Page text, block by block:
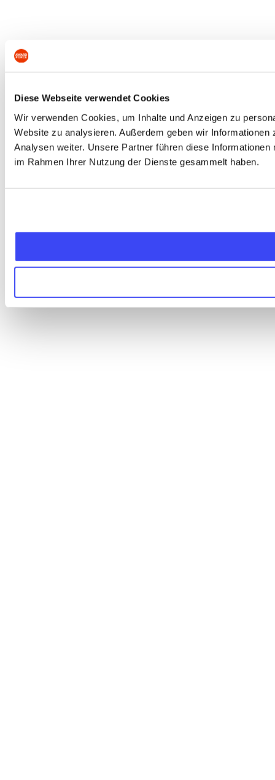
Diese Webseite verwendet Cookies
Wir verwenden Cookies, um Inhalte und Anzeigen zu
Website zu analysieren. Außerdem geben wir
Analysen weiter. Unsere Partner führen diese
im Rahmen Ihrer Nutzung der Dienste gesammelt haben.